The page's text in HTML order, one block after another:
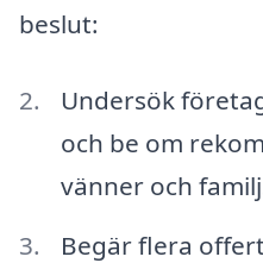
beslut:
Undersök
och be om
vänner och
Begär flera